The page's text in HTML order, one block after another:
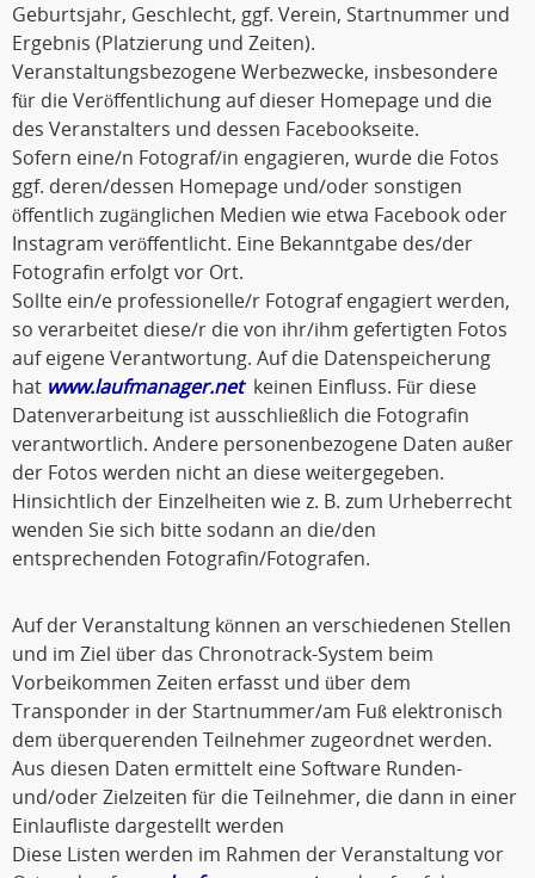
Geburtsjahr, Geschlecht, ggf. Verein, Startnummer und
Ergebnis (Platzierung und Zeiten).
Veranstaltungsbezogene Werbezwecke, insbesondere
für die Veröffentlichung auf dieser Homepage und die
des Veranstalters und dessen Facebookseite.
Sofern eine/n Fotograf/in engagieren, wurde die Fotos
ggf. deren/dessen Homepage und/oder sonstigen
öffentlich zugänglichen Medien wie etwa Facebook oder
Instagram veröffentlicht. Eine Bekanntgabe des/der
Fotografin erfolgt vor Ort.
Sollte ein/e professionelle/r Fotograf engagiert werden,
so verarbeitet diese/r die von ihr/ihm gefertigten Fotos
auf eigene Verantwortung. Auf die Datenspeicherung
hat www.laufmanager.netkeinen Einfluss. Für diese
Datenverarbeitung ist ausschließlich die Fotografin
verantwortlich. Andere personenbezogene Daten außer
der Fotos werden nicht an diese weitergegeben.
Hinsichtlich der Einzelheiten wie z. B. zum Urheberrecht
wenden Sie sich bitte sodann an die/den
entsprechenden Fotografin/Fotografen.
Auf der Veranstaltung können an verschiedenen Stellen
und im Ziel über das Chronotrack-System beim
Vorbeikommen Zeiten erfasst und über dem
Transponder in der Startnummer/am Fuß elektronisch
dem überquerenden Teilnehmer zugeordnet werden.
Aus diesen Daten ermittelt eine Software Runden-
und/oder Zielzeiten für die Teilnehmer, die dann in einer
Einlaufliste dargestellt werden
Diese Listen werden im Rahmen der Veranstaltung vor